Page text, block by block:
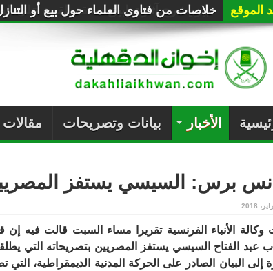
الموقع خلاصات من فتاوى العلماء حول بيع أو
الأخبار بيانات وتصريحات مقالات
برس: السيسي يستفز
الأنباء الفرنسية تقريرا مساء السبت قالت فيه إن
عبد الفتاح السيسي يستفز المصريين بتصريحاته التي
إلى البيان الصادر على الحركة المدنية الديمقراطية، التي